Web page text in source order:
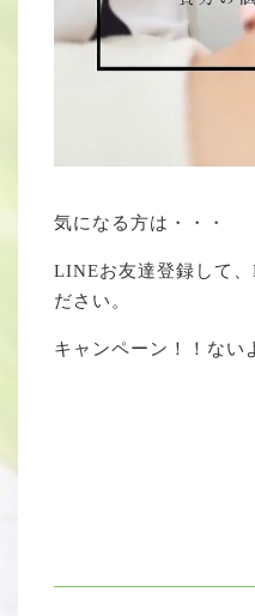
気になる方は・・・
LINEお友達登録して
ださい。
キャンペーン！！な